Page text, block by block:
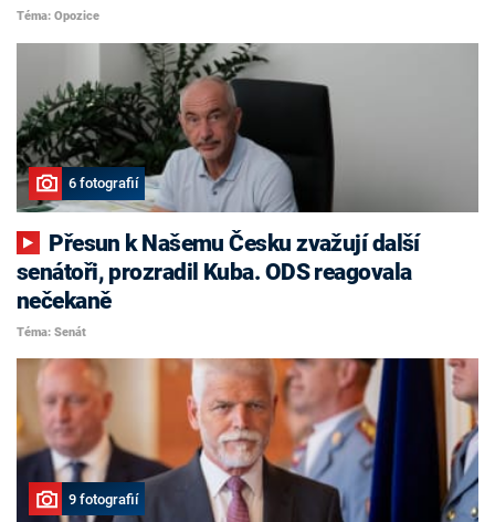
Téma: Opozice
6 fotografií
senátoři, prozradil Kuba. ODS reagovala
nečekaně
Téma: Senát
9 fotografií